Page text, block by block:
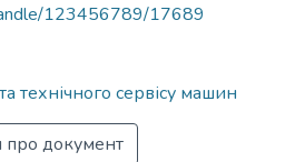
123456789/17689
технічного сервісу машин
про документ